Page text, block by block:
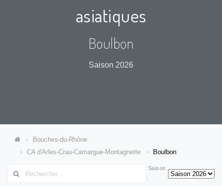
asiatiques
Boulbon
Saison 2026
Bouches-du-Rhône
CA d'Arles-Crau-Camargue-Montagnette
Boulbon
Saison
: